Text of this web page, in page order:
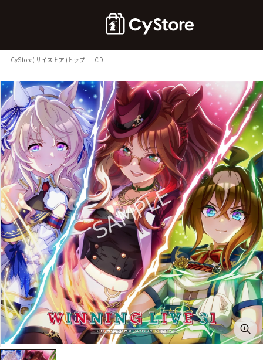
CyStore(サイストア)トップ CD